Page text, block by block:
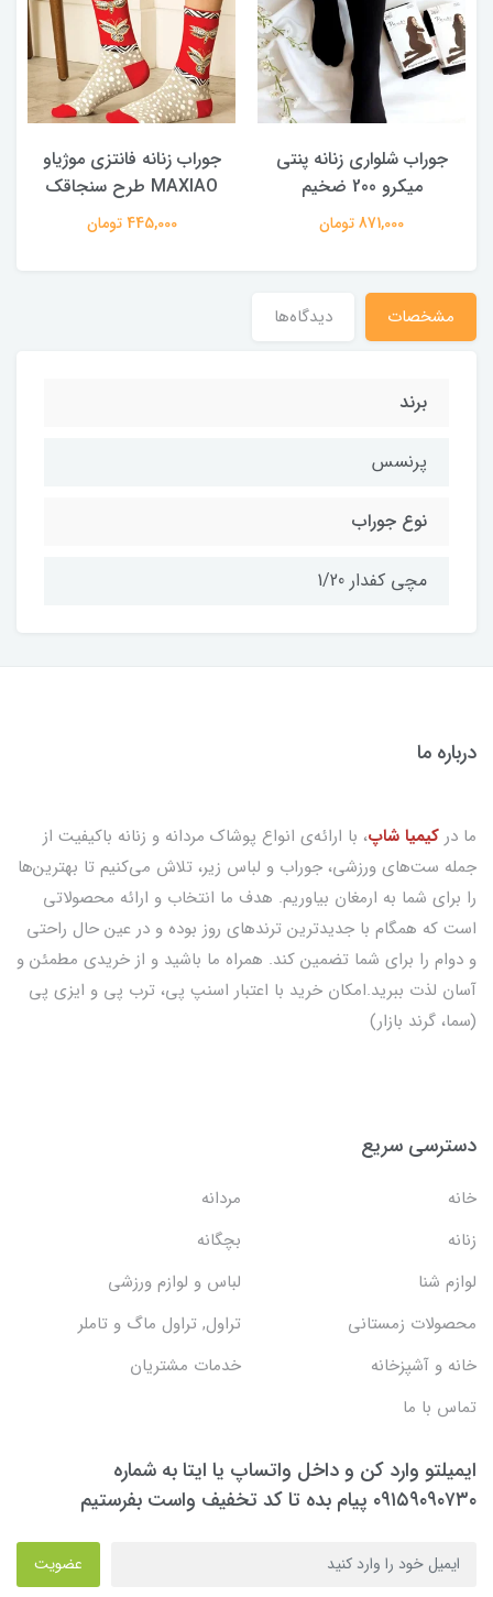
جوراب شلواری زنانه پنتی
میکرو 200 ضخیم
871,000 تومان
جوراب زنانه فانتزی موژیاو
MAXIAO طرح سنجاقک
445,000 تومان
مشخصات دیدگاه‌ها
برند
پرنسس
نوع جوراب
مچی کفدار 1/20
درباره ما
ما در کیمیا شاپ، با ارائه‌ی انواع پوشاک مردانه و زنانه باکیفیت از
جمله ست‌های ورزشی، جوراب و لباس زیر، تلاش می‌کنیم تا بهترین‌ها
را برای شما به ارمغان بیاوریم. هدف ما انتخاب و ارائه محصولاتی
است که همگام با جدیدترین ترندهای روز بوده و در عین حال راحتی
و دوام را برای شما تضمین کند. همراه ما باشید و از خریدی مطمئن و
آسان لذت ببرید.امکان خرید با اعتبار اسنپ پی، ترب پی و ایزی پی
(سما، گرند بازار)
دسترسی سریع
خانه
مردانه
زنانه
بچگانه
لوازم شنا
لباس و لوازم ورزشی
محصولات زمستانی
تراول, تراول ماگ و تاملر
خانه و آشپزخانه
خدمات مشتریان
تماس با ما
ایمیلتو وارد کن و داخل واتساپ یا ایتا به شماره
۰۹۱۵۹۰۹۰۷۳۰ پیام بده تا کد تخفیف واست بفرستیم
عضویت